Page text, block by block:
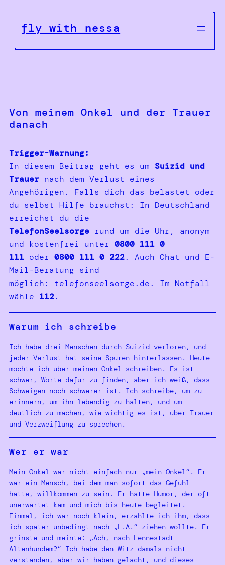
springenfly with nessa
Von meinem Onkel und der Trauer
danach
Trigger-Warnung:
In diesem Beitrag geht es um Suizid und
Trauer nach dem Verlust eines
Angehörigen. Falls dich das belastet oder
du selbst Hilfe brauchst: In Deutschland
erreichst du die
TelefonSeelsorge rund um die Uhr, anonym
und kostenfrei unter 0800 111 0
111 oder 0800 111 0 222. Auch Chat und E-
Mail-Beratung sind
möglich: telefonseelsorge.de. Im Notfall
wähle 112.
Warum ich schreibe
Ich habe drei Menschen durch Suizid verloren, und
jeder Verlust hat seine Spuren hinterlassen. Heute
möchte ich über meinen Onkel schreiben. Es ist
schwer, Worte dafür zu finden, aber ich weiß, dass
Schweigen noch schwerer ist. Ich schreibe, um zu
erinnern, um ihn lebendig zu halten, und um
deutlich zu machen, wie wichtig es ist, über Trauer
und Verzweiflung zu sprechen.
Wer er war
Mein Onkel war nicht einfach nur „mein Onkel“. Er
war ein Mensch, bei dem man sofort das Gefühl
hatte, willkommen zu sein. Er hatte Humor, der oft
unerwartet kam und mich bis heute begleitet.
Einmal, ich war noch klein, erzählte ich ihm, dass
ich später unbedingt nach „L.A.“ ziehen wollte. Er
grinste und meinte: „Ach, nach Lennestadt-
Altenhundem?“ Ich habe den Witz damals nicht
verstanden, aber wir haben gelacht, und dieses